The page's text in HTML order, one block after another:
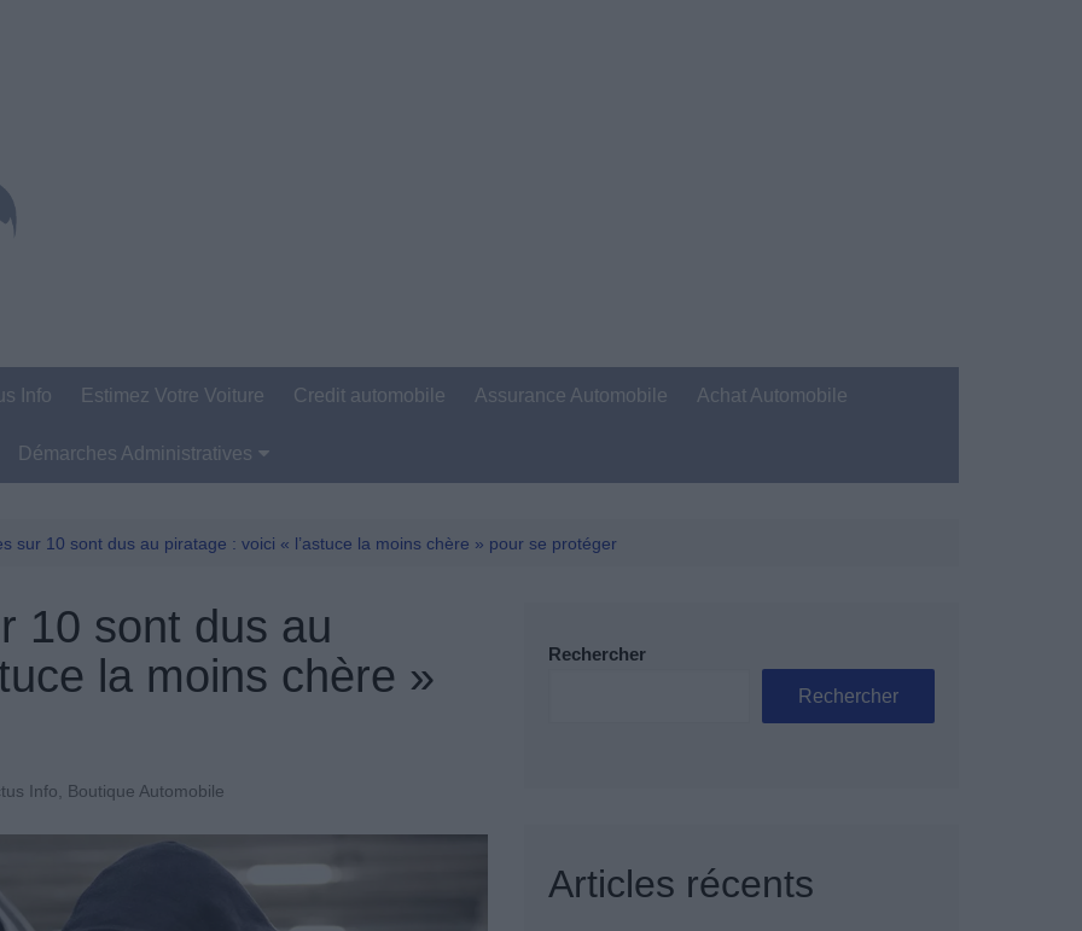
Info Estimez Votre Voiture Credit automobile Assurance Automobile Achat Automobile
Démarches Administratives
Permis De Conduire
sur 10 sont dus au piratage : voici « l’astuce la moins chère » pour se protéger
10 sont dus au
la moins chère »
Info, Boutique Automobile
Rechercher
Rechercher
Articles récents